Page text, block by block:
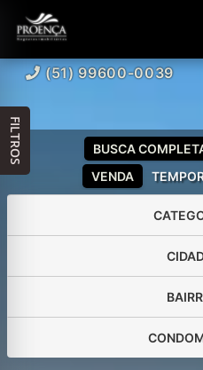
(51) 99600-0039
VENDA
BUSCA
FILTROS